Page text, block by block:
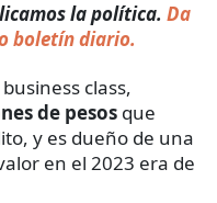
la política. Da
boletín diario.
class,
de pesos que
y es dueño de una
en el 2023 era de